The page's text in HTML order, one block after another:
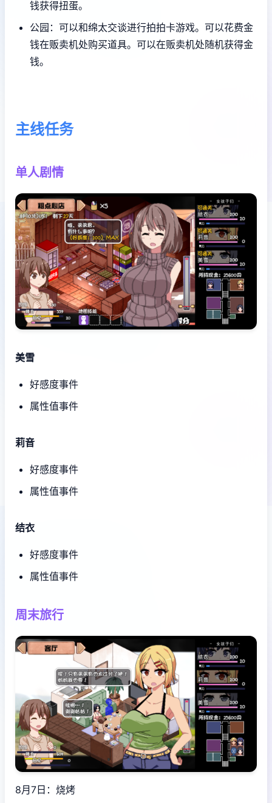
钱获得扭蛋。
公园：可以和绵太交谈进行拍拍卡游戏。可以花费金
钱在贩卖机处购买道具。可以在贩卖机处随机获得金
钱。
主线任务
单人剧情
美雪
好感度事件
属性值事件
莉音
好感度事件
属性值事件
结衣
好感度事件
属性值事件
周末旅行
8月7日：烧烤